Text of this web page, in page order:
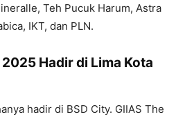
Teh Pucuk Harum, Astra
IKT, dan PLN.
Hadir di Lima Kota
hadir di BSD City. GIIAS The